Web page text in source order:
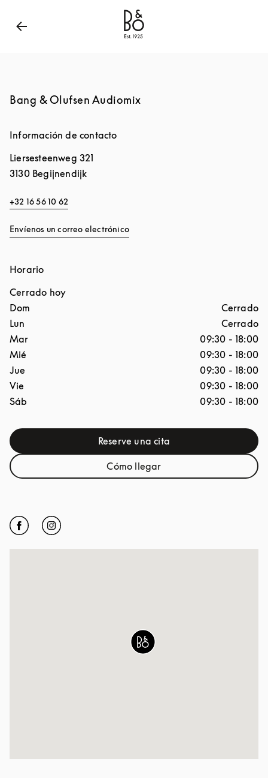
Bang & Olufsen - Exist to create
Bang & Olufsen Audiomix
Información de contacto
Liersesteenweg 321
3130 Begijnendijk
+32 16 56 10 62
Envíenos un correo electrónico
Horario
Cerrado hoy
Día de la semana
Dom
Cerrado
Lun
Cerrado
Mar
09:30 - 18:00
Mié
09:30 - 18:00
Jue
09:30 - 18:00
Vie
09:30 - 18:00
Sáb
09:30 - 18:00
Reserve una citaLink Opens in New Tab
Cómo llegarLink Opens in New Tab
Click to open Facebook
Link Opens in New Tab
Click to open Instagram
Link Opens in New Tab